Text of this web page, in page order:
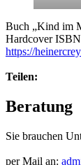
Buch „Kind im
Hardcover
https://
Teilen:
Beratung
Sie brauchen
per Mail an: